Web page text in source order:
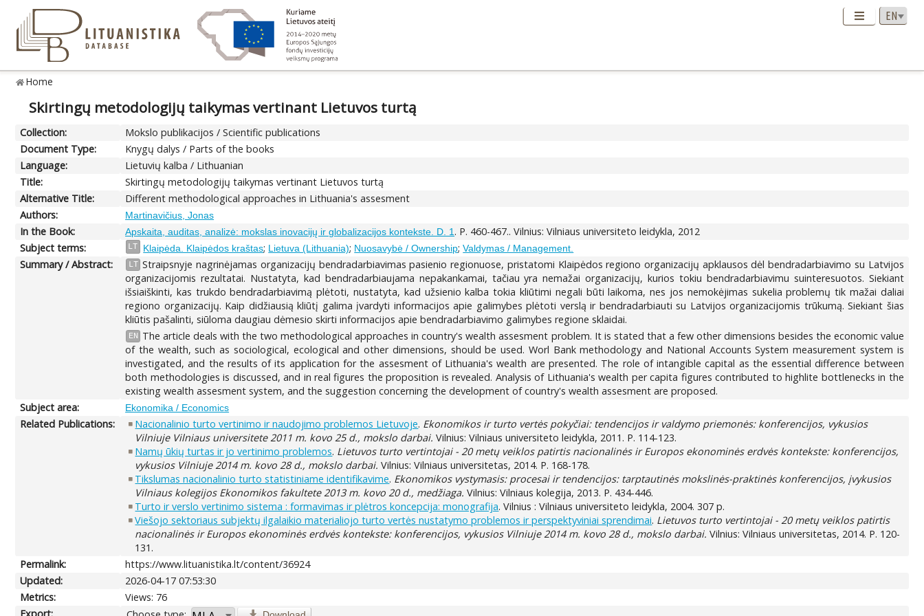
Home
Skirtingų metodologijų taikymas vertinant Lietuvos turtą
Collection:
Mokslo publikacijos / Scientific publications
Document Type:
Knygų dalys / Parts of the books
Language:
Lietuvių kalba / Lithuanian
Title:
Skirtingų metodologijų taikymas vertinant Lietuvos turtą
Alternative Title:
Different methodological approaches in Lithuania's assesment
Authors:
Martinavičius, Jonas
In the Book: Apskaita, auditas, analizė: mokslas inovacijų ir globalizacijos kontekste. D. 1 . P. 460-467.. Vilnius: Vilniaus universiteto leidykla, 2012
Subject terms:
LT Klaipėda. Klaipėdos kraštas; Lietuva (Lithuania); Nuosavybė / Ownership;Valdymas / Management.
Summary / Abstract: LT Straipsnyje nagrinėjamas organizacijų bendradarbiavimas pasienio regionuose, pristatomi Klaipėdos regiono organizacijų apklausos dėl bendradarbiavimo su Latvijos
organizacijomis rezultatai. Nustatyta, kad bendradarbiaujama nepakankamai, tačiau yra nemažai organizacijų, kurios tokiu bendradarbiavimu suinteresuotos. Siekiant
išsiaiškinti, kas trukdo bendradarbiavimą plėtoti, nustatyta, kad užsienio kalba tokia kliūtimi negali būti laikoma, nes jos nemokėjimas sukelia problemų tik mažai daliai
regiono organizacijų. Kaip didžiausią kliūtį galima įvardyti informacijos apie galimybes plėtoti verslą ir bendradarbiauti su Latvijos organizacijomis trūkumą. Siekiant šias
kliūtis pašalinti, siūloma daugiau dėmesio skirti informacijos apie bendradarbiavimo galimybes regione sklaidai.
EN
The article deals with the two methodological approaches in country's wealth assesment problem. It is stated that a few other dimensions besides the economic value
of the wealth, such as sociological, ecological and other dimensions, should be used. Worl Bank methodology and National Accounts System measurement system is
investigated, and the results of its application for the assesment of Lithuania's wealth are presented. The role of intangible capital as the essential difference between
both methodologies is discussed, and in real figures the proposition is revealed. Analysis of Lithuania's wealth per capita figures contributed to highlite bottlenecks in the
existing wealth assesment system, and the suggestion concerning the development of country's wealth assesment are proposed.
Subject area:
Ekonomika / Economics
Related Publications: Nacionalinio turto vertinimo ir naudojimo problemos Lietuvoje. Ekonomikos ir turto vertės pokyčiai: tendencijos ir valdymo priemonės: konferencijos, vykusios
Vilniuje Vilniaus universitete 2011 m. kovo 25 d., mokslo darbai. Vilnius: Vilniaus universiteto leidykla, 2011. P. 114-123.
Namų ūkių turtas ir jo vertinimo problemos. Lietuvos turto vertintojai - 20 metų veiklos patirtis nacionalinės ir Europos ekonominės erdvės kontekste: konferencijos,
vykusios Vilniuje 2014 m. kovo 28 d., mokslo darbai. Vilnius: Vilniaus universitetas, 2014. P. 168-178.
Tikslumas nacionalinio turto statistiniame identifikavime. Ekonomikos vystymasis: procesai ir tendencijos: tarptautinės mokslinės-praktinės konferencijos, įvykusios
Vilniaus kolegijos Ekonomikos fakultete 2013 m. kovo 20 d., medžiaga. Vilnius: Vilniaus kolegija, 2013. P. 434-446.
Turto ir verslo vertinimo sistema : formavimas ir plėtros koncepcija: monografija. Vilnius : Vilniaus universiteto leidykla, 2004. 307 p.
Viešojo sektoriaus subjektų ilgalaikio materialiojo turto vertės nustatymo problemos ir perspektyviniai sprendimai. Lietuvos turto vertintojai - 20 metų veiklos patirtis
nacionalinės ir Europos ekonominės erdvės kontekste: konferencijos, vykusios Vilniuje 2014 m. kovo 28 d., mokslo darbai. Vilnius: Vilniaus universitetas, 2014. P. 120-
131.
Permalink:
https://www.lituanistika.lt/content/36924
Updated:
2026-04-17 07:53:30
Metrics:
Views: 76
Export: